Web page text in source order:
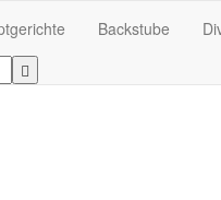
Backstube